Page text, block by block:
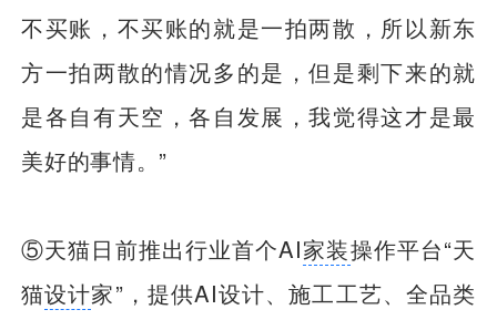
不买账，不买账的就是一拍两散，所以新东
方一拍两散的情况多的是，但是剩下来的就
是各自有天空，各自发展，我觉得这才是最
美好的事情。”
⑤天猫日前推出行业首个AI家装操作平台“天
猫设计家”，提供AI设计、施工工艺、全品类